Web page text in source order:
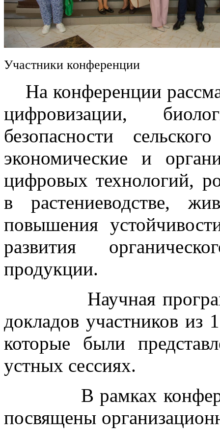
Участники конференции
На конференции
цифровизации,
безопасности
экономические и
цифровых технологий,
в растениеводстве,
повышения
развития
продукции.
Научная программа
докладов участников из
которые были
устных сессиях.
В рамках
посвящены